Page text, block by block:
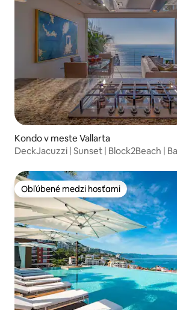
Kondo v meste Vallarta
DeckJacuzzi | Sunset | Block2Beach |
Obľúbené medzi hosťami
Obľúbené medzi hosťami